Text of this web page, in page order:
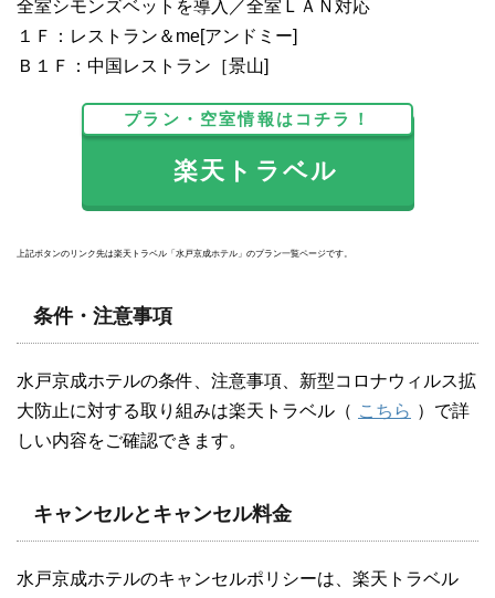
全室シモンズベットを導入／全室ＬＡＮ対応
１Ｆ：レストラン＆me[アンドミー]
Ｂ１Ｆ：中国レストラン［景山]
プラン・空室情報はコチラ！
楽天トラベル
上記ボタンのリンク先は楽天トラベル「水戸京成ホテル」のプラン一覧ページです。
条件・注意事項
水戸京成ホテルの条件、注意事項、新型コロナウィルス拡
大防止に対する取り組みは楽天トラベル（ こちら ）で詳
しい内容をご確認できます。
キャンセルとキャンセル料金
水戸京成ホテルのキャンセルポリシーは、楽天トラベル